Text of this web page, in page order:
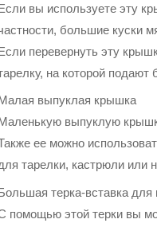
вы используете эту
большие куски
перевернуть эту
на которой подают
выпуклая крышка
выпуклую
ее можно
тарелки, кастрюли или
терка-вставка для
помощью этой терки вы